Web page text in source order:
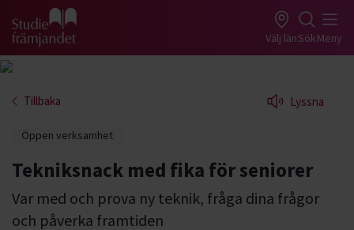
Gå till studiefrämjandets startsida Välj länSökMeny
Tillbaka Lyssna
Öppen verksamhet
Tekniksnack med fika för seniorer
Var med och prova ny teknik, fråga dina frågor
och påverka framtiden